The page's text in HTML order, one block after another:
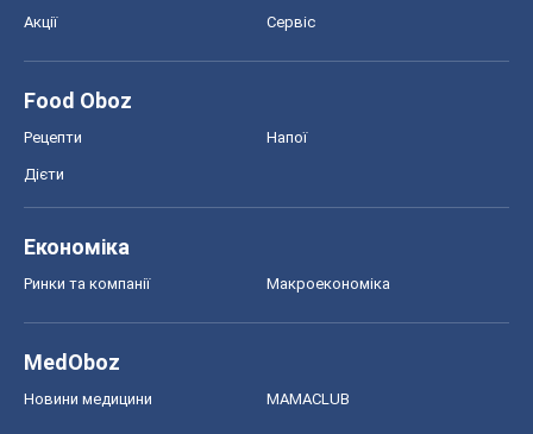
Акції Сервіс
Food Oboz
Рецепти Напої
Дієти
Економіка
Ринки та компанії Макроекономіка
MedOboz
Новини медицини MAMACLUB